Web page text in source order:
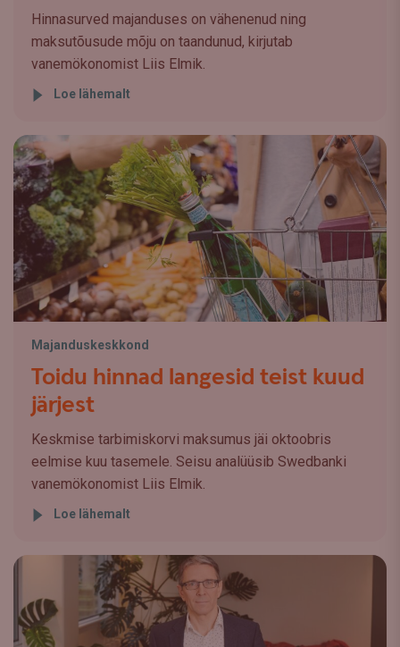
Hinnasurved majanduses on vähenenud ning
maksutõusude mõju on taandunud, kirjutab
vanemökonomist Liis Elmik.
Loe lähemalt
Majanduskeskkond
Toidu hinnad langesid teist kuud
järjest
Keskmise tarbimiskorvi maksumus jäi oktoobris
eelmise kuu tasemele. Seisu analüüsib Swedbanki
vanemökonomist Liis Elmik.
Loe lähemalt